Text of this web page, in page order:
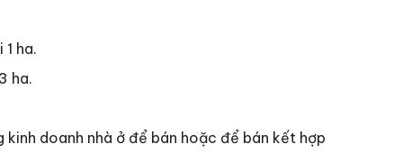
ha.
ha.
kinh doanh nhà ở để bán hoặc để bán kết hợp